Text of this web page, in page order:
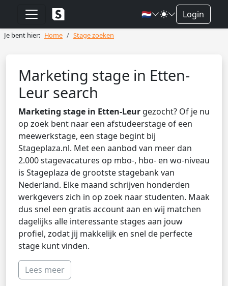
🇳🇱 Login
Je bent hier: Home Stage zoeken
Marketing stage in Etten-
Leur search
Marketing stage in Etten-Leur gezocht? Of je nu
op zoek bent naar een afstudeerstage of een
meewerkstage, een stage begint bij
Stageplaza.nl. Met een aanbod van meer dan
2.000 stagevacatures op mbo-, hbo- en wo-niveau
is Stageplaza de grootste stagebank van
Nederland. Elke maand schrijven honderden
werkgevers zich in op zoek naar studenten. Maak
dus snel een gratis account aan en wij matchen
dagelijks alle interessante stages aan jouw
profiel, zodat jij makkelijk en snel de perfecte
stage kunt vinden.
Lees meer